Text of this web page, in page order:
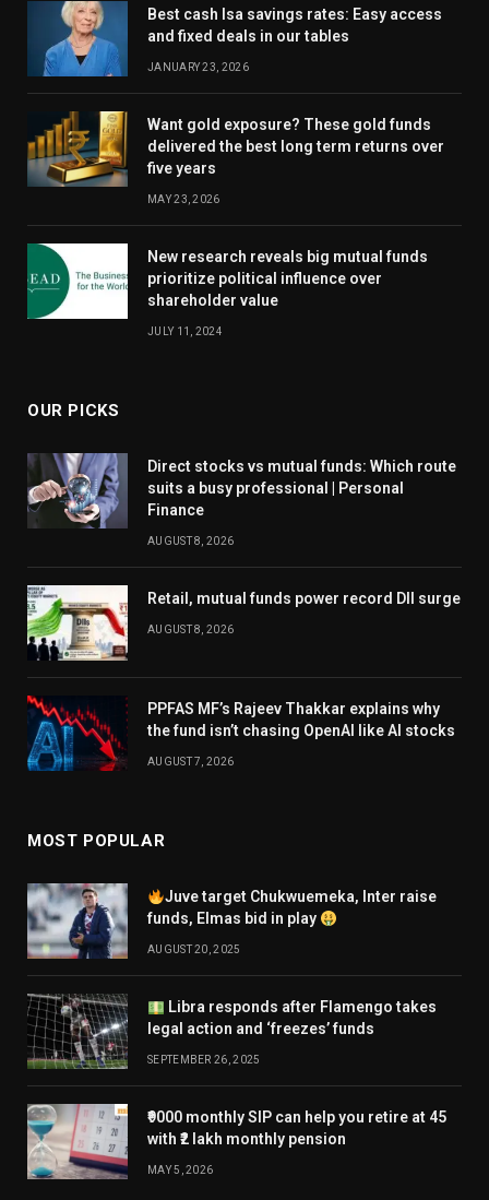
Best cash Isa savings rates: Easy access
and fixed deals in our tables
JANUARY 23, 2026
Want gold exposure? These gold funds
delivered the best long term returns over
five years
MAY 23, 2026
New research reveals big mutual funds
prioritize political influence over
shareholder value
JULY 11, 2024
OUR PICKS
Direct stocks vs mutual funds: Which route
suits a busy professional | Personal
Finance
AUGUST 8, 2026
Retail, mutual funds power record DII surge
AUGUST 8, 2026
PPFAS MF’s Rajeev Thakkar explains why
the fund isn’t chasing OpenAI like AI stocks
AUGUST 7, 2026
MOST POPULAR
Juve target Chukwuemeka, Inter raise
funds, Elmas bid in play
AUGUST 20, 2025
Libra responds after Flamengo takes
legal action and ‘freezes’ funds
SEPTEMBER 26, 2025
₹9000 monthly SIP can help you retire at 45
with ₹2 lakh monthly pension
MAY 5, 2026